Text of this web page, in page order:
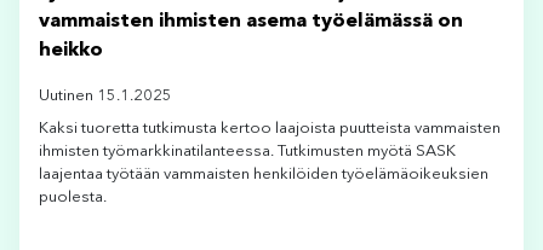
vammaisten ihmisten asema työelämässä on
heikko
Uutinen 15.1.2025
Kaksi tuoretta tutkimusta kertoo laajoista puutteista vammaisten
ihmisten työmarkkinatilanteessa. Tutkimusten myötä SASK
laajentaa työtään vammaisten henkilöiden työelämäoikeuksien
puolesta.